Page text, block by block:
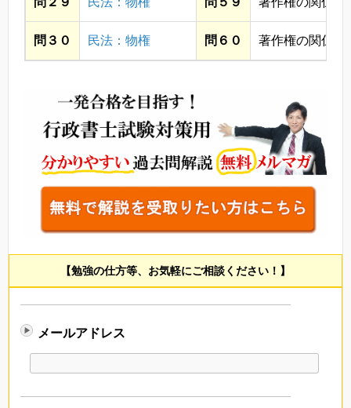
問３０ 民法：物権 問６０ 著作権の関係上
【勉強の仕方等、お気軽にご相談ください！】
メールアドレス